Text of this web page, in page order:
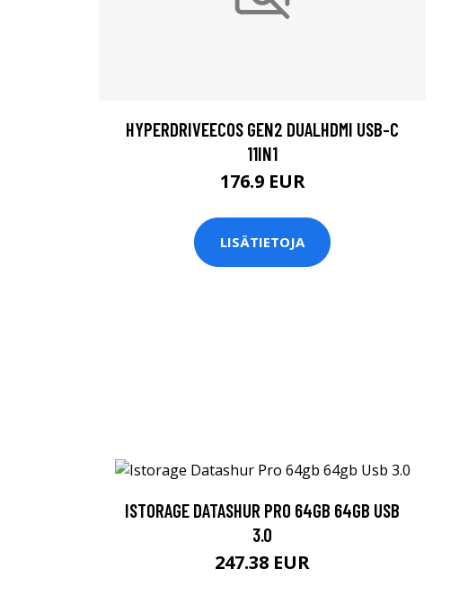
HYPERDRIVEECOS GEN2 DUALHDMI USB-C
11IN1
176.9 EUR
LISÄTIETOJA
ISTORAGE DATASHUR PRO 64GB 64GB USB
3.0
247.38 EUR